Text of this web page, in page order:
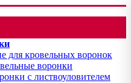
для кровельных воронок
воронки
с листвоуловителем